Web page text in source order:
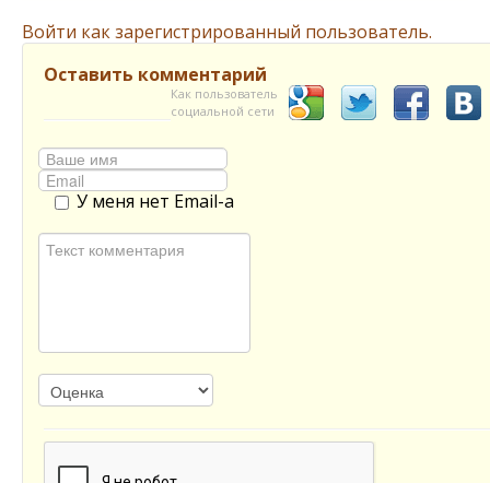
Войти как зарегистрированный пользователь.
Оставить комментарий
Как пользователь
социальной сети
У меня нет Email-а